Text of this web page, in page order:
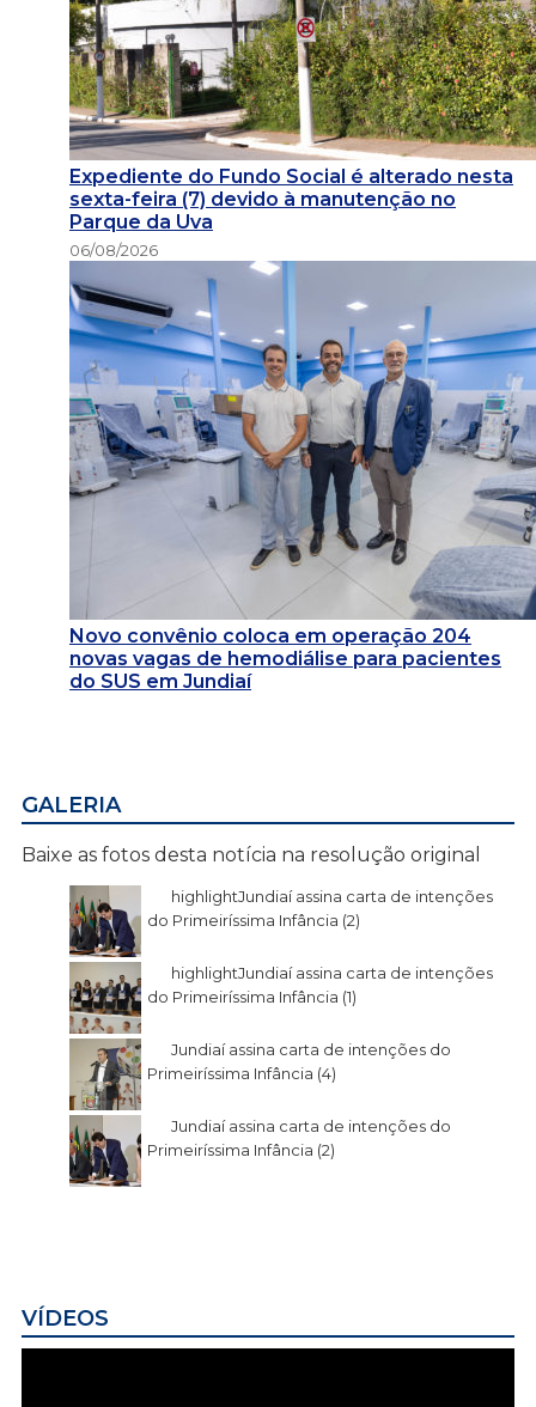
Expediente do Fundo Social é alterado nesta
sexta-feira (7) devido à manutenção no
Parque da Uva
06/08/2026
Novo convênio coloca em operação 204
novas vagas de hemodiálise para pacientes
do SUS em Jundiaí
GALERIA
Baixe as fotos desta notícia na resolução original
highlightJundiaí assina carta de intenções
do Primeiríssima Infância (2)
highlightJundiaí assina carta de intenções
do Primeiríssima Infância (1)
Jundiaí assina carta de intenções do
Primeiríssima Infância (4)
Jundiaí assina carta de intenções do
Primeiríssima Infância (2)
VÍDEOS